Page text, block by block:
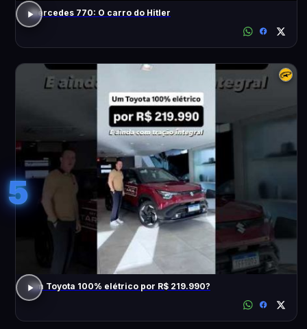
Mercedes 770: O carro do Hitler
5
Um Toyota 100% elétrico por R$ 219.990?